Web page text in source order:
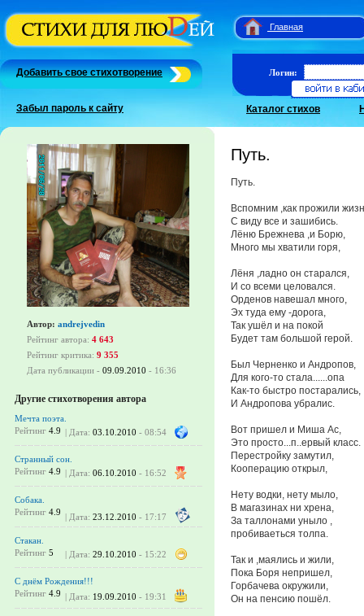
Главная
Добавить свое стихотворение
Забыл пароль к сайту
Логин:
Каталог стихов
Автор: andrejvedin
Рейтинг автора: 4 643
Рейтинг критика: 9 355
Дата публикации - 09.09.2010 - 16:36
Другие стихотворения автора
Мечта поэта.
Рейтинг 4.9 | Дата: 03.10.2010 - 08:54
Странный сон.
Рейтинг 4.9 | Дата: 06.10.2010 - 16:52
Собака.
Рейтинг 4.9 | Дата: 23.12.2010 - 17:17
Стакан.
Рейтинг 5 | Дата: 29.10.2010 - 15:22
С днём Рождения!!!
Рейтинг 4.9 | Дата: 19.09.2010 - 19:31
Путь.
Путь.
Вспомним ,как прожили
С виду все и зашибись.
Лёню Брежнева ,и Борю,
Много мы хватили горя,
Лёня ,ладно он старался,
И со всеми целовался.
Орденов навешал много,
Эх туда ему -дорога,
Так ушёл и на покой
Будет там большой герой.
Был Черненко и Андропов,
Для кого-то стала......опа
Как-то быстро постарались,
И Андропова убралис.
Вот пришел и Миша Ас,
Это просто...п..ервый класс.
Перестройку замутил,
Кооперацию открыл,
Нету водки, нету мыло,
В магазинах ни хрена,
За таллонами уныло ,
пробиваеться толпа.
Так и ,маялись и жили,
Пока Боря непришел,
Горбачева окружили,
Он на пенсию пошёл.